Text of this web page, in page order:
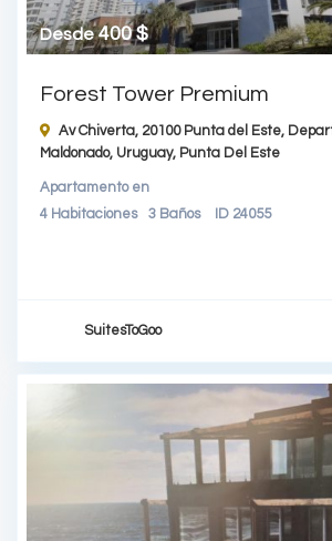
Desde400 $
Forest Tower Premium
Av Chiverta, 20100 Punta del Este,
Maldonado, Uruguay, Punta Del Este
Apartamentoen
4 Habitaciones 3 Baños ID 24055
SuitesToGoo